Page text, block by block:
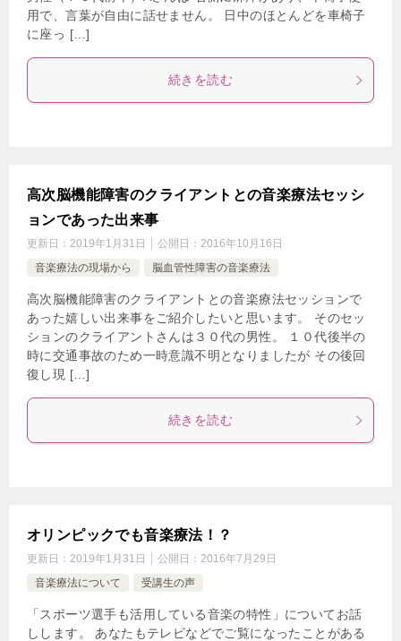
用で、言葉が自由に話せません。 日中のほとんどを車椅子
に座っ […]
続きを読む
高次脳機能障害のクライアントとの音楽療法セッシ
ョンであった出来事
更新日： 2019年1月31日 公開日： 2016年10月16日
音楽療法の現場から
脳血管性障害の音楽療法
高次脳機能障害のクライアントとの音楽療法セッションで
あった嬉しい出来事をご紹介したいと思います。 そのセッ
ションのクライアントさんは３０代の男性。 １０代後半の
時に交通事故のため一時意識不明となりましたが その後回
復し現 […]
続きを読む
オリンピックでも音楽療法！？
更新日： 2019年1月31日 公開日： 2016年7月29日
音楽療法について
受講生の声
「スポーツ選手も活用している音楽の特性」についてお話
しします。 あなたもテレビなどでご覧になったことがある